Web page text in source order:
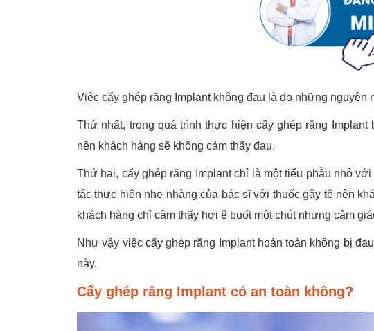
Việc cấy ghép răng Implant không đau là do những nguyên
Thứ nhất, trong quá trình thực hiện cấy ghép răng
nên khách hàng sẽ không cảm thấy đau.
Thứ hai, cấy ghép răng Implant chỉ là một tiểu phẫu nhỏ
tác thực hiện nhẹ nhàng của bác sĩ với thuốc gây tê nên
khách hàng chỉ cảm thấy hơi ê buốt một chút nhưng cảm
Như vậy việc cấy ghép răng Implant hoàn toàn không bị
này.
Cấy ghép răng Implant có an toàn không?